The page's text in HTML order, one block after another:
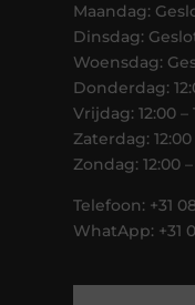
Maandag:
Dinsdag:
Woensdag:
Donderdag:
Vrijdag: 12:00 –
Zaterdag: 12:00
Zondag: 12:00 –
Telefoon: +31
WhatApp: +31